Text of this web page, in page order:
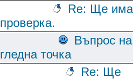
Re: Ще има
проверка.
Въпрос на
гледна точка
Re: Ще